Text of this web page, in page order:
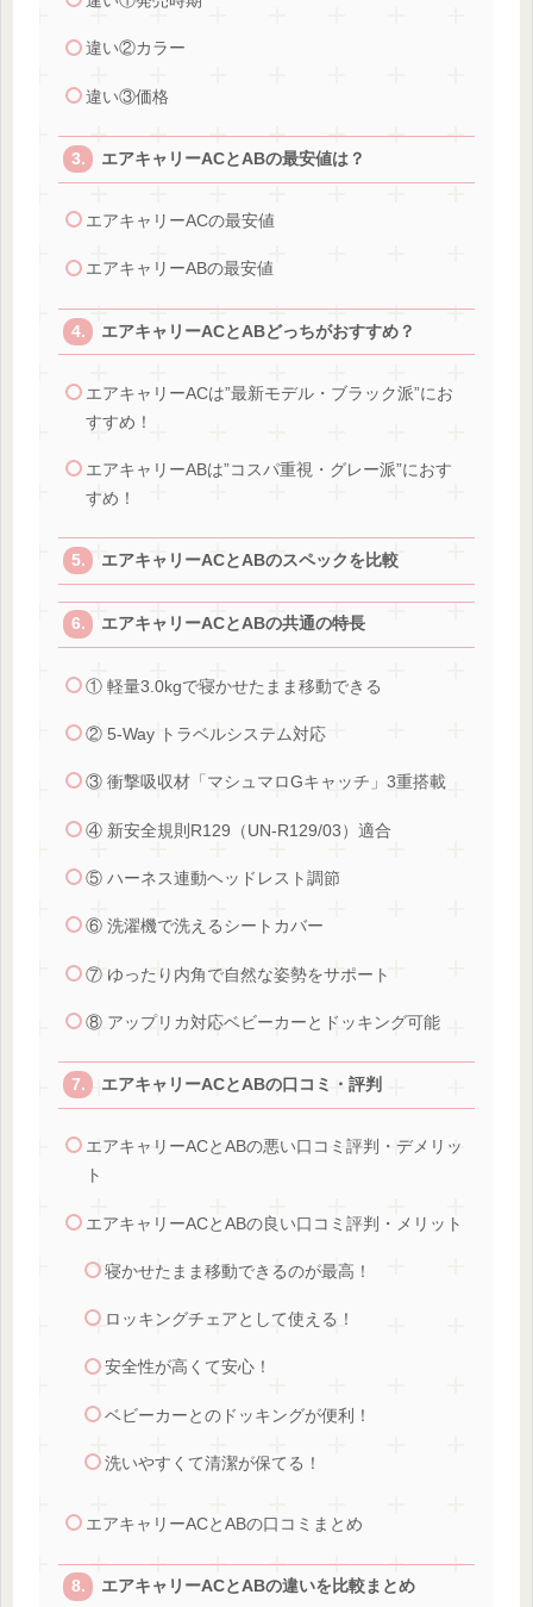
違い②カラー
違い③価格
エアキャリーACとABの最安値は？
エアキャリーACの最安値
エアキャリーABの最安値
エアキャリーACとABどっちがおすすめ？
エアキャリーACは”最新モデル・ブラック派”にお
すすめ！
エアキャリーABは”コスパ重視・グレー派”におす
すめ！
エアキャリーACとABのスペックを比較
エアキャリーACとABの共通の特長
① 軽量3.0kgで寝かせたまま移動できる
② 5-Way トラベルシステム対応
③ 衝撃吸収材「マシュマロGキャッチ」3重搭載
④ 新安全規則R129（UN-R129/03）適合
⑤ ハーネス連動ヘッドレスト調節
⑥ 洗濯機で洗えるシートカバー
⑦ ゆったり内角で自然な姿勢をサポート
⑧ アップリカ対応ベビーカーとドッキング可能
エアキャリーACとABの口コミ・評判
エアキャリーACとABの悪い口コミ評判・デメリッ
ト
エアキャリーACとABの良い口コミ評判・メリット
寝かせたまま移動できるのが最高！
ロッキングチェアとして使える！
安全性が高くて安心！
ベビーカーとのドッキングが便利！
洗いやすくて清潔が保てる！
エアキャリーACとABの口コミまとめ
エアキャリーACとABの違いを比較まとめ